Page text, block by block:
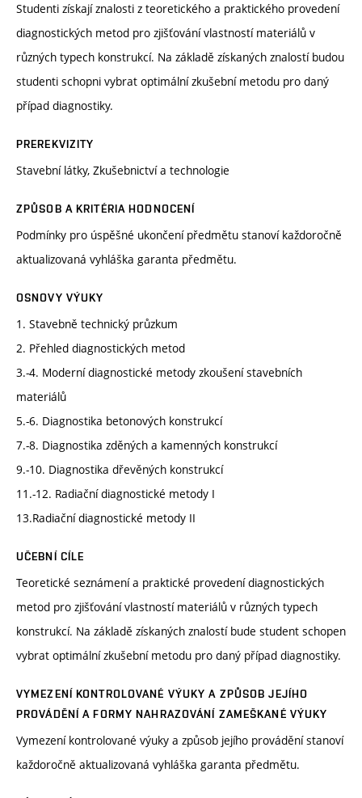
Studenti získají znalosti z teoretického a praktického provedení
diagnostických metod pro zjišťování vlastností materiálů v
různých typech konstrukcí. Na základě získaných znalostí budou
studenti schopni vybrat optimální zkušební metodu pro daný
případ diagnostiky.
PREREKVIZITY
Stavební látky, Zkušebnictví a technologie
ZPŮSOB A KRITÉRIA HODNOCENÍ
Podmínky pro úspěšné ukončení předmětu stanoví každoročně
aktualizovaná vyhláška garanta předmětu.
OSNOVY VÝUKY
1. Stavebně technický průzkum
2. Přehled diagnostických metod
3.-4. Moderní diagnostické metody zkoušení stavebních
materiálů
5.-6. Diagnostika betonových konstrukcí
7.-8. Diagnostika zděných a kamenných konstrukcí
9.-10. Diagnostika dřevěných konstrukcí
11.-12. Radiační diagnostické metody I
13.Radiační diagnostické metody II
UČEBNÍ CÍLE
Teoretické seznámení a praktické provedení diagnostických
metod pro zjišťování vlastností materiálů v různých typech
konstrukcí. Na základě získaných znalostí bude student schopen
vybrat optimální zkušební metodu pro daný případ diagnostiky.
VYMEZENÍ KONTROLOVANÉ VÝUKY A ZPŮSOB JEJÍHO
PROVÁDĚNÍ A FORMY NAHRAZOVÁNÍ ZAMEŠKANÉ VÝUKY
Vymezení kontrolované výuky a způsob jejího provádění stanoví
každoročně aktualizovaná vyhláška garanta předmětu.